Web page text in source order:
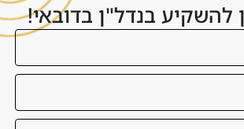
איך הכסף עובר, לאן, באיזה מטבע, לפי
מסמכים נדרשים. דנסיה מסייעת בתכנון
רלוונטיים.
להשקיע בנדל"ן בדובאי!